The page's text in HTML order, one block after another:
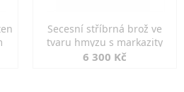
Secesní stříbrná brož ve
tvaru hmyzu s markazity
6 300 Kč